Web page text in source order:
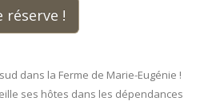
réserve !
dans la Ferme de Marie-Eugénie !
ses hôtes dans les dépendances